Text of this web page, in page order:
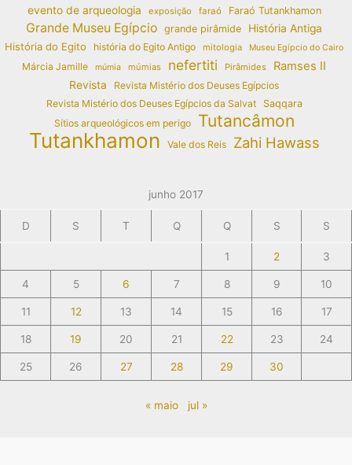
evento de arqueologia exposição faraó Faraó Tutankhamon
Grande Museu Egípcio grande pirâmide
História Antiga
História do Egito
história do Egito Antigo mitologia Museu Egípcio do Cairo
Márcia Jamille múmia múmias nefertiti Pirâmides Ramses II
Revista
Revista Mistério dos Deuses Egípcios
Revista Mistério dos Deuses Egípcios da Salvat
Saqqara
Sítios arqueológicos em perigo
Tutancâmon
Tutankhamon Vale dos Reis Zahi Hawass
junho 2017
D S T Q Q S S
1 2 3
4 5 6 7 8 9 10
11 12 13 14 15 16 17
18 19 20 21 22 23 24
25 26 27 28 29 30
« maio jul »